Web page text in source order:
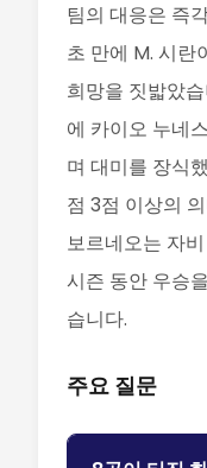
팀의 대응은 즉
초 만에 M. 시란
희망을 짓밟았
에 카이오 누네
며 대미를 장식
점 3점 이상의
보르네오는 자
시즌 동안 우승
습니다.
주요 질문